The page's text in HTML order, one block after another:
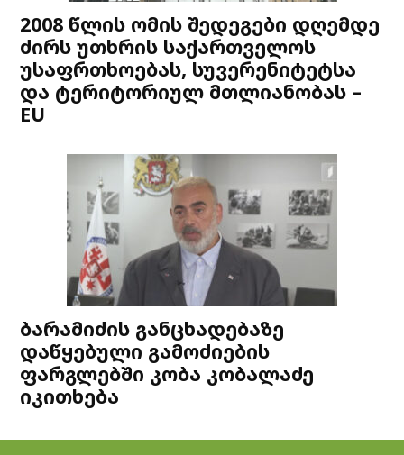
2008 წლის ომის შედეგები დღემდე
ძირს უთხრის საქართველოს
უსაფრთხოებას, სუვერენიტეტსა
და ტერიტორიულ მთლიანობას –
EU
ბარამიძის განცხადებაზე
დაწყებული გამოძიების
ფარგლებში კობა კობალაძე
იკითხება